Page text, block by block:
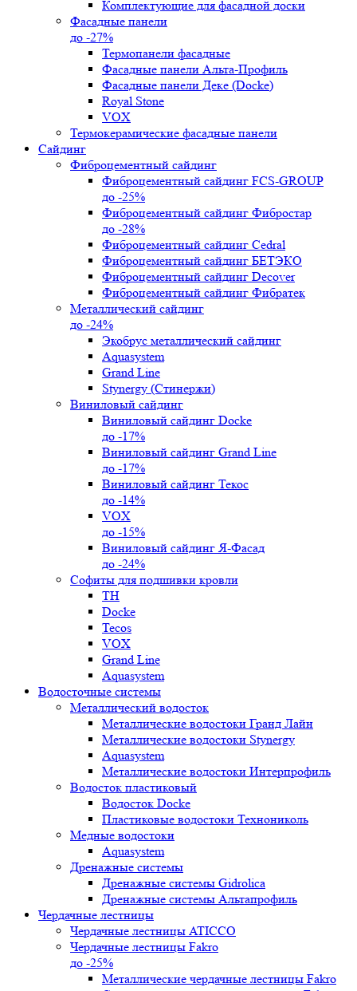
Комплектующие для фасадной доски
Фасадные панели
до -27%
Термопанели фасадные
Фасадные панели Альта-Профиль
Фасадные панели Деке (Docke)
Royal Stone
VOX
Термокерамические фасадные панели
Сайдинг
Фиброцементный сайдинг
Фиброцементный сайдинг FCS-GROUP
до -25%
Фиброцементный сайдинг Фибростар
до -28%
Фиброцементный сайдинг Cedral
Фиброцементный сайдинг БЕТЭКО
Фиброцементный сайдинг Decover
Фиброцементный сайдинг Фибратек
Металлический сайдинг
до -24%
Экобрус металлический сайдинг
Aquasystem
Grand Line
Stynergy (Стинержи)
Виниловый сайдинг
Виниловый сайдинг Docke
до -17%
Виниловый сайдинг Grand Line
до -17%
Виниловый сайдинг Текос
до -14%
VOX
до -15%
Виниловый сайдинг Я-Фасад
до -24%
Софиты для подшивки кровли
ТН
Docke
Tecos
VOX
Grand Line
Aquasystem
Водосточные системы
Металлический водосток
Металлические водостоки Гранд Лайн
Металлические водостоки Stynergy
Aquasystem
Металлические водостоки Интерпрофиль
Водосток пластиковый
Водосток Docke
Пластиковые водостоки Технониколь
Медные водостоки
Aquasystem
Дренажные системы
Дренажные системы Gidrolica
Дренажные системы Альтапрофиль
Чердачные лестницы
Чердачные лестницы ATICCO
Чердачные лестницы Fakro
до -25%
Металлические чердачные лестницы Fakro